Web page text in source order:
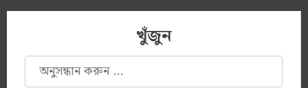
খুঁজুন
অনুসন্ধানঃ